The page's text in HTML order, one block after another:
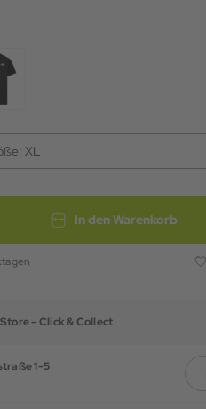
XL
In den Warenkorb
- Click & Collect
1-5